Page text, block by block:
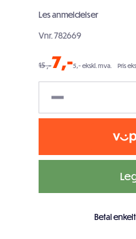
Lesanmeldelser
Vnr.782669
15,-7,-5,- ekskl. mva. Pris
Betal